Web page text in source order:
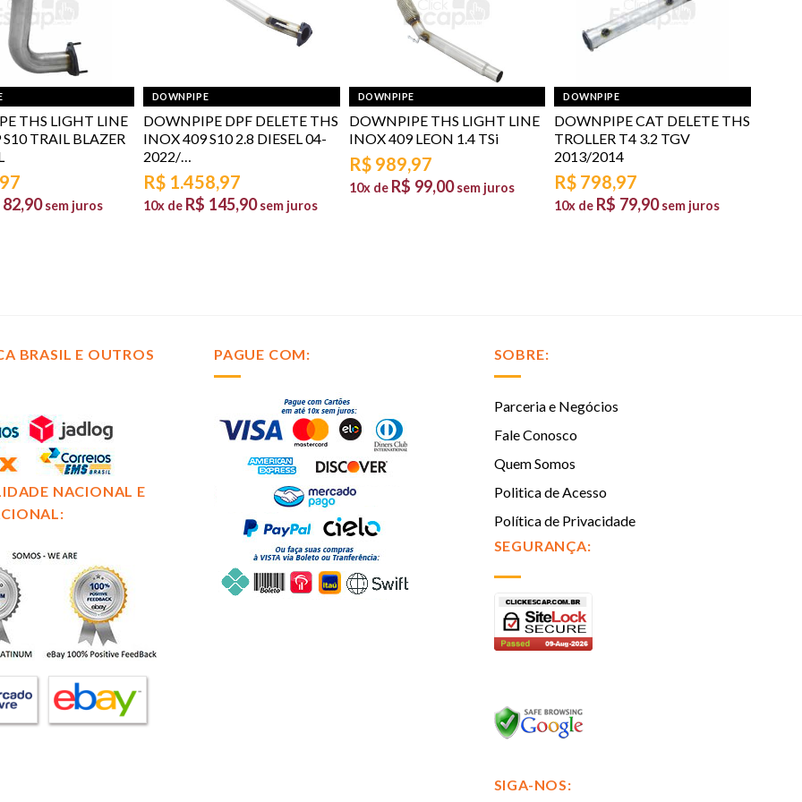
THS LIGHT LINE
TRAIL BLAZER
82,90 sem juros
DOWNPIPE
DOWNPIPE DPF DELETE THS
INOX 409 S10 2.8 DIESEL 04-
2022/…
R$ 1.458,97
10x de R$ 145,90 sem juros
DOWNPIPE
DOWNPIPE THS LIGHT LINE
INOX 409 LEON 1.4 TSi
R$ 989,97
10x de R$ 99,00 sem juros
DOWNPIPE
DOWNPIPE CAT DELETE THS
TROLLER T4 3.2 TGV
2013/2014
R$ 798,97
10x de R$ 79,90 sem juros
BRASIL E OUTROS
NACIONAL E
PAGUE COM: SOBRE:
Parceria e Negócios
Fale Conosco
Quem Somos
Politica de Acesso
Política de Privacidade
SEGURANÇA:
SIGA-NOS: